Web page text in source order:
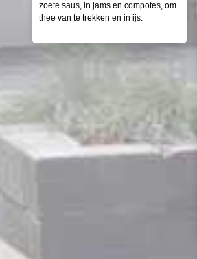
zoete saus, in jams en compotes, om
thee van te trekken en in ijs.